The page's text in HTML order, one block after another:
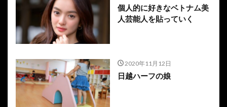
個人的に好きなベトナム美
人芸能人を貼っていく
2020年11月12日
日越ハーフの娘